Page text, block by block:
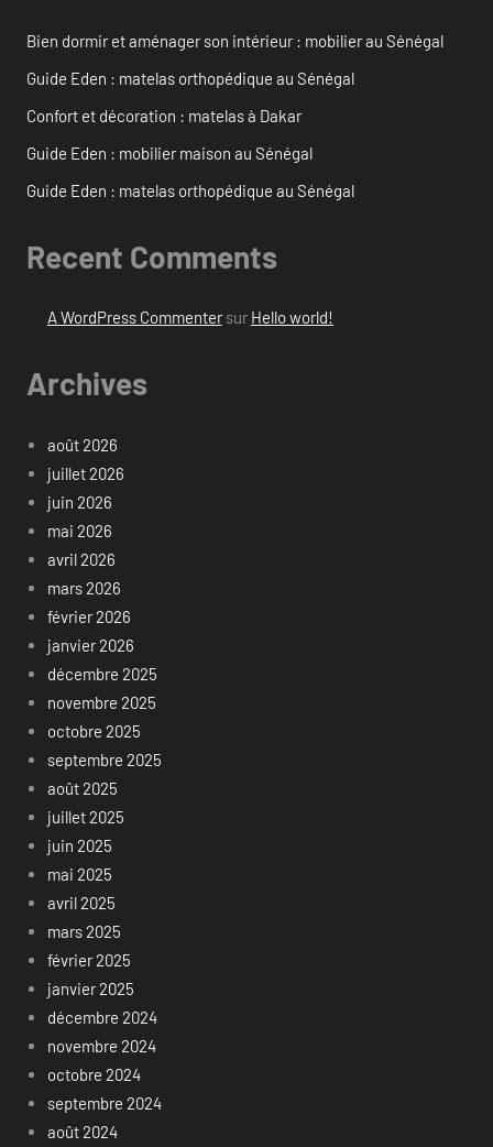
Bien dormir et aménager son intérieur : mobilier au Sénégal
Guide Eden : matelas orthopédique au Sénégal
Confort et décoration : matelas à Dakar
Guide Eden : mobilier maison au Sénégal
Guide Eden : matelas orthopédique au Sénégal
Recent Comments
A WordPress Commentersur Hello world!
Archives
août 2026
juillet 2026
juin 2026
mai 2026
avril 2026
mars 2026
février 2026
janvier 2026
décembre 2025
novembre 2025
octobre 2025
septembre 2025
août 2025
juillet 2025
juin 2025
mai 2025
avril 2025
mars 2025
février 2025
janvier 2025
décembre 2024
novembre 2024
octobre 2024
septembre 2024
août 2024